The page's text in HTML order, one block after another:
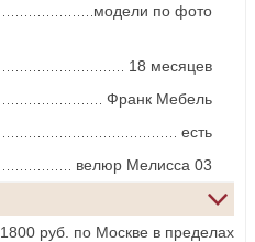
модели по фото
18 месяцев
Франк Мебель
есть
велюр Мелисса 03
1800 руб. по Москве в пределах